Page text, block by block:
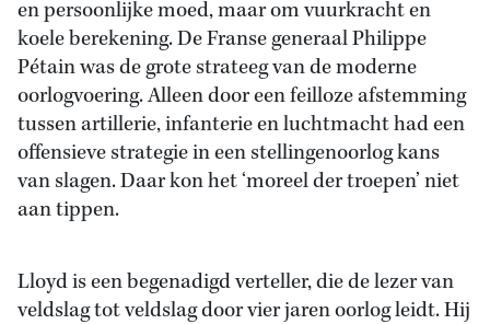
en persoonlijke moed, maar om vuurkracht en
koele berekening. De Franse generaal Philippe
Pétain was de grote strateeg van de moderne
oorlogvoering. Alleen door een feilloze afstemming
tussen artillerie, infanterie en luchtmacht had een
offensieve strategie in een stellingenoorlog kans
van slagen. Daar kon het ‘moreel der troepen’ niet
aan tippen.
Lloyd is een begenadigd verteller, die de lezer van
veldslag tot veldslag door vier jaren oorlog leidt. Hij